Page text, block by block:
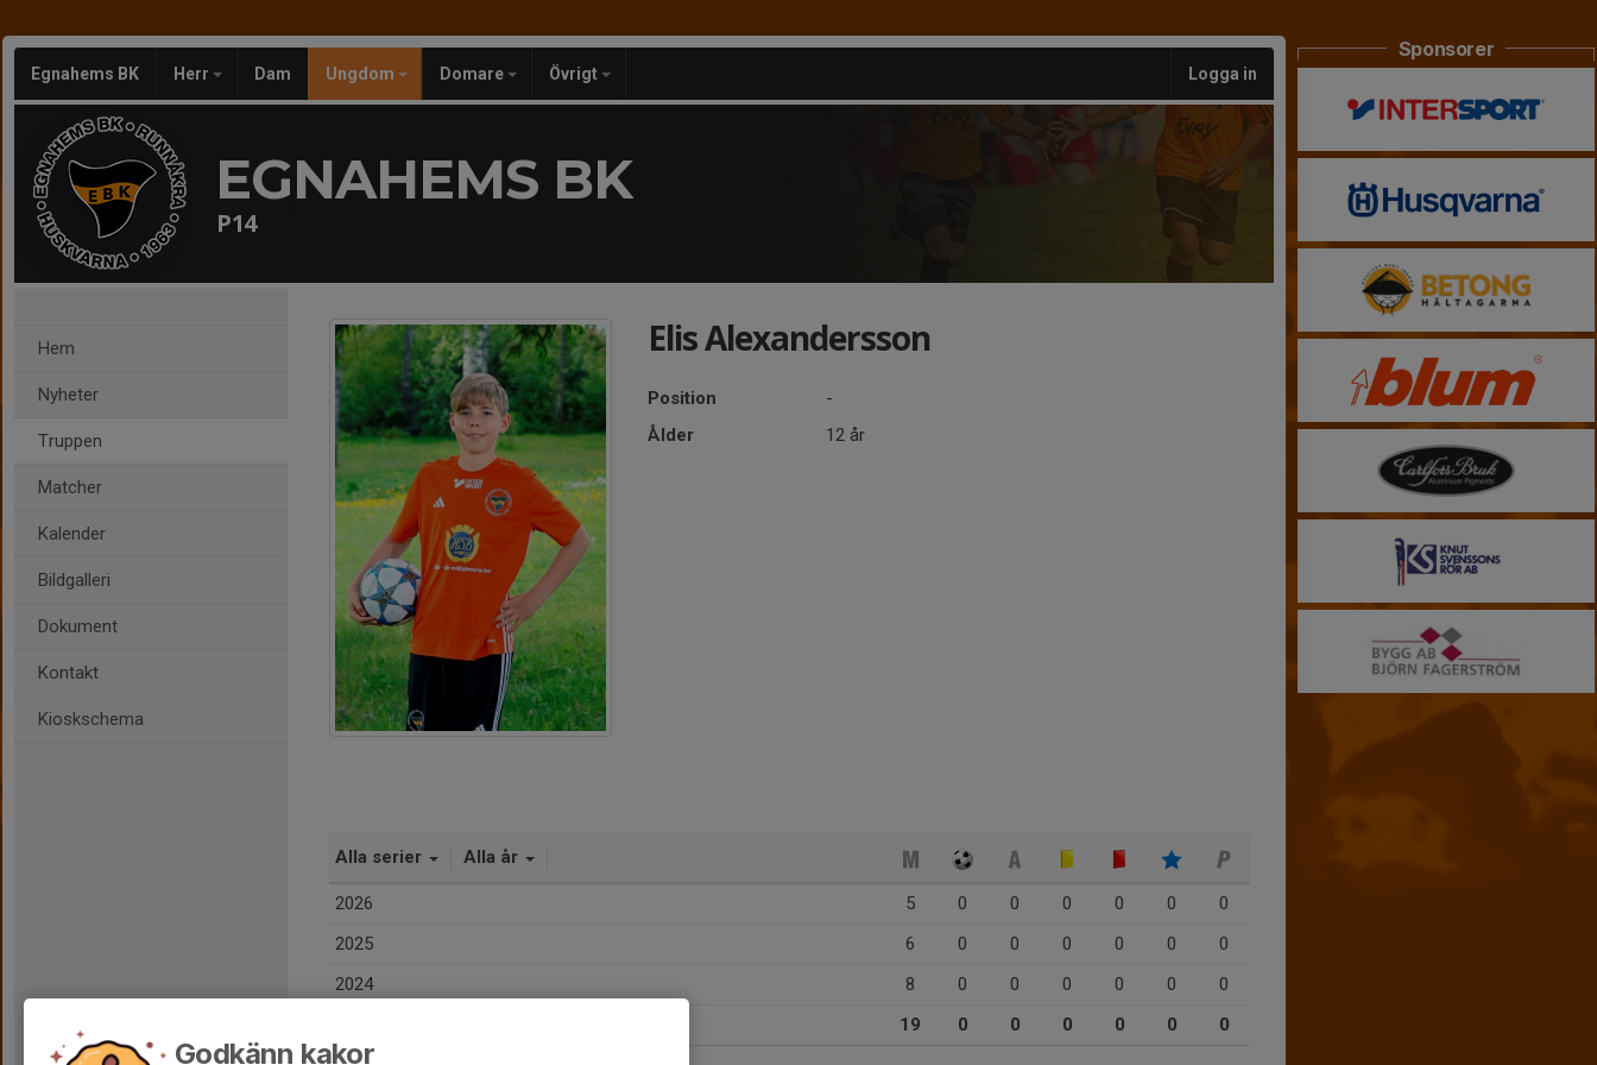
Egnahems BK Herr Dam Ungdom Domare Övrigt Logga in
EGNAHEMS BK
P14
Hem
Nyheter
Truppen
Matcher
Kalender
Bildgalleri
Dokument
Kontakt
Kioskschema
Elis Alexandersson
Position
-
Ålder
12 år
Alla serier Alla år
2026 5 0 0 0 0 0
0
2025
6 0 0 0 0 0
0
2024
8 0 0 0 0 0
0
19 0 0 0 0 0 0
Sponsorer
Godkänn kakor